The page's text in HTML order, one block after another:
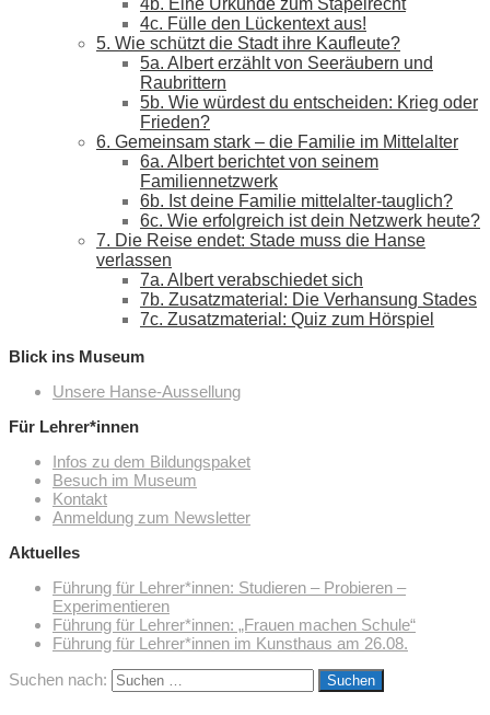
4c. Fülle den Lückentext aus!
5. Wie schützt die Stadt ihre Kaufleute?
5a. Albert erzählt von Seeräubern und
Raubrittern
5b. Wie würdest du entscheiden: Krieg oder
Frieden?
6. Gemeinsam stark – die Familie im Mittelalter
6a. Albert berichtet von seinem
Familiennetzwerk
6b. Ist deine Familie mittelalter-tauglich?
6c. Wie erfolgreich ist dein Netzwerk heute?
7. Die Reise endet: Stade muss die Hanse
verlassen
7a. Albert verabschiedet sich
7b. Zusatzmaterial: Die Verhansung Stades
7c. Zusatzmaterial: Quiz zum Hörspiel
Blick ins Museum
Unsere Hanse-Aussellung
Für Lehrer*innen
Infos zu dem Bildungspaket
Besuch im Museum
Kontakt
Anmeldung zum Newsletter
Aktuelles
Führung für Lehrer*innen: Studieren – Probieren –
Experimentieren
Führung für Lehrer*innen: „Frauen machen Schule“
Führung für Lehrer*innen im Kunsthaus am 26.08.
Suchen nach: